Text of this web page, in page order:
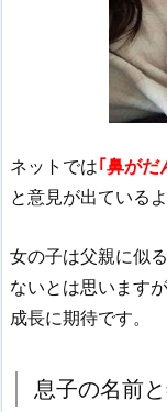
ネットでは｢鼻がだ
と意見が出ているよ
女の子は父親に似
ないとは思います
成長に期待です。
息子の名前